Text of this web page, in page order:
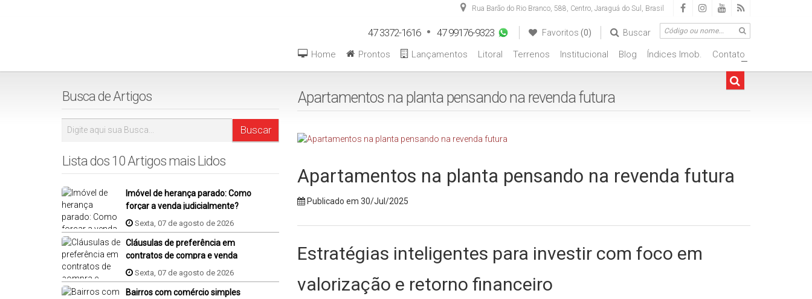
Rua Barão do Rio Branco, 588, Centro, Jaraguá do Sul , Brasil
Buscar
Favoritos (0)
47 3372-1616 47 99176-9323
+
Contato
Índices Imob.
Blog
Institucional
Terrenos
Litoral
Lançamentos
Prontos
Home
Busca de Artigos
Lista dos 10 Artigos mais Lidos
Imóvel de herança parado: Como
forçar a venda judicialmente?
Sexta, 07 de agosto de 2026
Cláusulas de preferência em
contratos de compra e venda
imóvel
Sexta, 07 de agosto de 2026
Bairros com comércio simples
Apartamentos na planta pensando na revenda futura
Apartamentos na planta pensando na revenda futura
Publicado em 30/Jul/2025
Estratégias inteligentes para investir com foco em
valorização e retorno financeiro